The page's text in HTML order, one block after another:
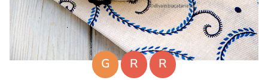
G R
R